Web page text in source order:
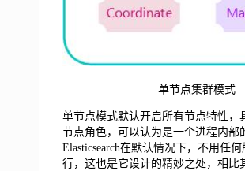
单节点集群模式
单节点模式默认开启所有节点特性，
节点角色，可以认为是一个进程内部
Elasticsearch在默认情况下，不用任
行，这也是它设计的精妙之处，相比